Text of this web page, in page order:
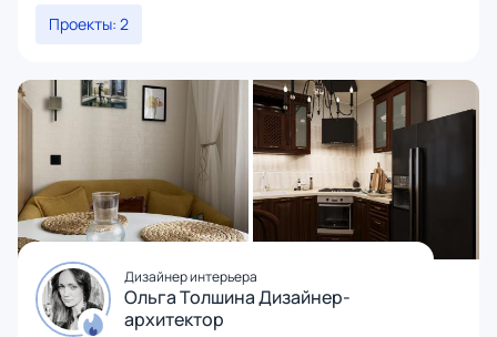
Проекты: 2
Дизайнер интерьера
Ольга Толшина Дизайнер-
архитектор